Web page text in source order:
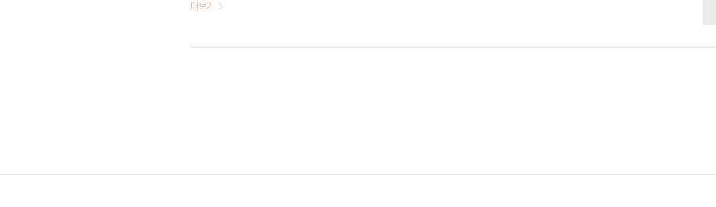
되더라고요. 기자간담회가 끝나고서는 기자들에게 싸인을 해주셨습니다. 어린시절 아버지께 제일 처음 선
러 기다리는데 갑자기 수녀님이 '스티커'를 찾으시더군요. 무슨 스티커.. 말씀이지? 싶었..
더보기